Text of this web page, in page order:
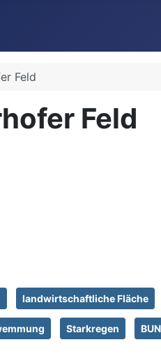
Feld
Feld
landwirtschaftliche Fläche
Starkregen